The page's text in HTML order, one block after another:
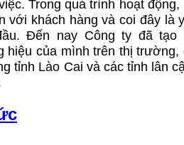
Trong quá trình hoạt động,
với khách hàng và coi đây là
Đến nay Công ty đã tạo
hiệu của mình trên thị trường,
tỉnh Lào Cai và các tỉnh lân